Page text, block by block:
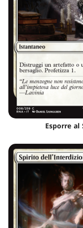
Esporre al